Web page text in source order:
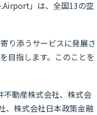
」は、全国13の空
り添うサービスに発展さ
目指します。このことを
動産株式会社、株式会
、株式会社日本政策金融